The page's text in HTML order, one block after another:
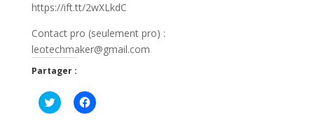
https://ift.tt/2wXLkdC
Contact pro (seulement pro) :
leotechmaker@gmail.com
Partager :
C
l
C
l